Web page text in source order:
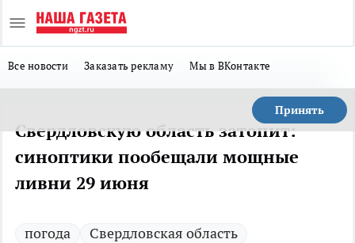
Все новости Заказать рекламу Мы в ВКонтакте
Принять
Свердловскую область затопит:
синоптики пообещали мощные
ливни 29 июня
погода Свердловская область